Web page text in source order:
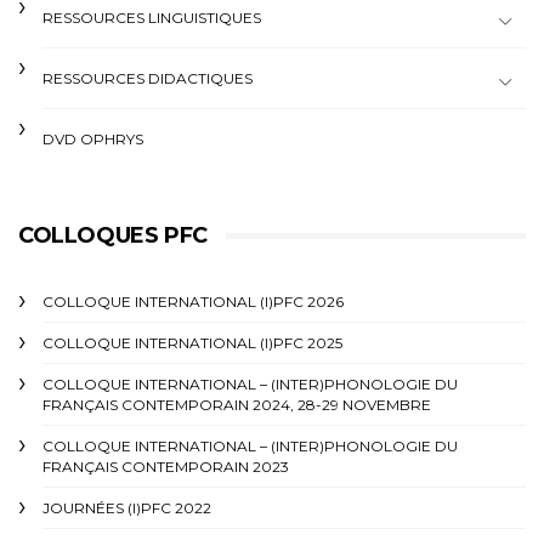
RESSOURCES LINGUISTIQUES
RESSOURCES DIDACTIQUES
DVD OPHRYS
COLLOQUES PFC
COLLOQUE INTERNATIONAL (I)PFC 2026
COLLOQUE INTERNATIONAL (I)PFC 2025
COLLOQUE INTERNATIONAL – (INTER)PHONOLOGIE DU
FRANÇAIS CONTEMPORAIN 2024, 28-29 NOVEMBRE
COLLOQUE INTERNATIONAL – (INTER)PHONOLOGIE DU
FRANÇAIS CONTEMPORAIN 2023
JOURNÉES (I)PFC 2022